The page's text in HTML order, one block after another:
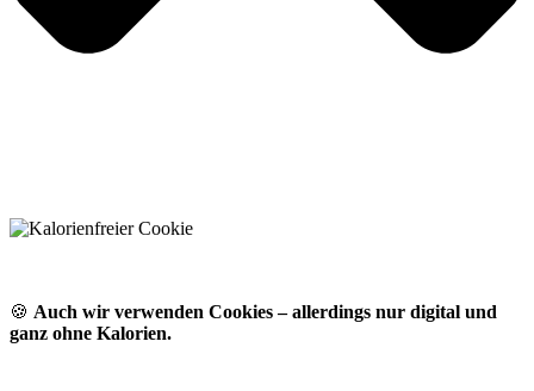
🍪 Auch wir verwenden Cookies – allerdings nur digital und
ganz ohne Kalorien.